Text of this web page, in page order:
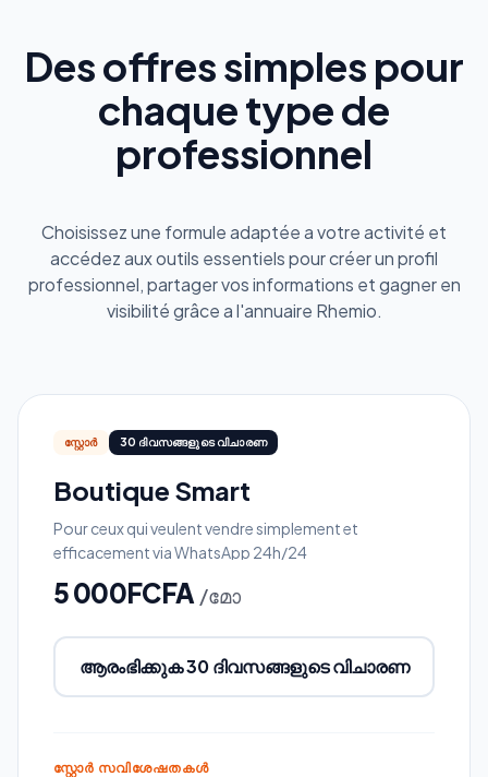
Des offres simples pour
chaque type de
professionnel
Choisissez une formule adaptée a votre activité et
accédez aux outils essentiels pour créer un profil
professionnel, partager vos informations et gagner en
visibilité grâce a l'annuaire Rhemio.
സ്റ്റോർ 30 ദിവസങ്ങളുടെ വിചാരണ
Boutique Smart
Pour ceux qui veulent vendre simplement et
efficacement via WhatsApp 24h/24
5 000FCFA /മോ
ആരംഭിക്കുക 30 ദിവസങ്ങളുടെ വിചാരണ
സ്റ്റോർ സവിശേഷതകൾ